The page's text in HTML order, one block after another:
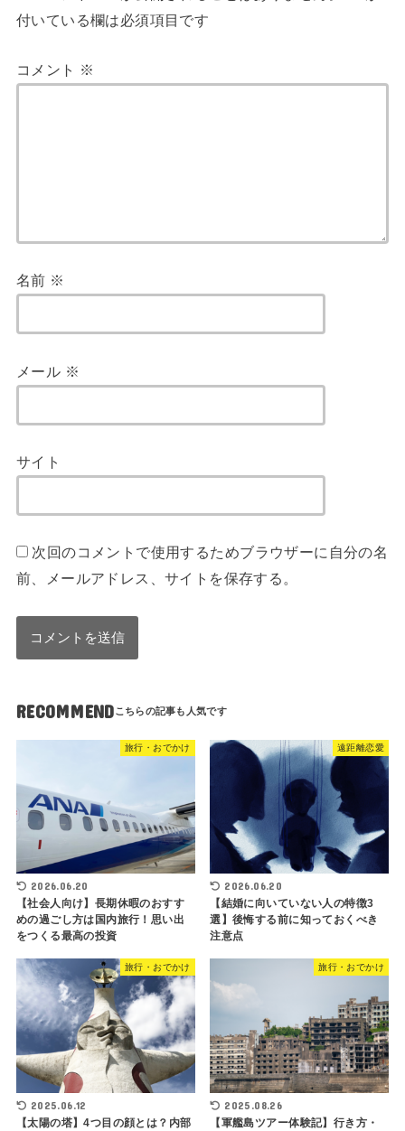
付いている欄は必須項目です
コメント ※
名前 ※
メール ※
サイト
次回のコメントで使用するためブラウザーに自分の名
前、メールアドレス、サイトを保存する。
RECOMMEND
旅行・おでかけ
2026.06.20
【社会人向け】長期休暇のおすす
めの過ごし方は国内旅行！思い出
をつくる最高の投資
遠距離恋愛
2026.06.20
【結婚に向いていない人の特徴3
選】後悔する前に知っておくべき
注意点
旅行・おでかけ
2025.06.12
【太陽の塔】4つ目の顔とは？内部
旅行・おでかけ
2025.08.26
【軍艦島ツアー体験記】行き方・